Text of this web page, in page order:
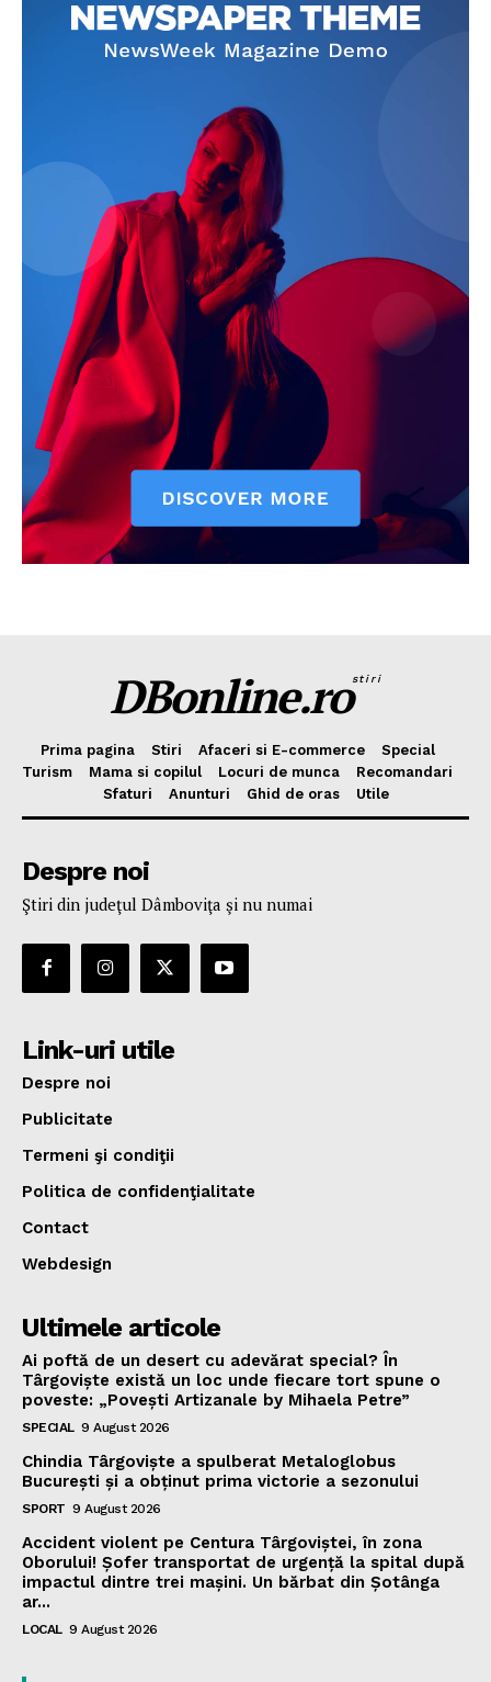
DBonline.rostiri
Prima pagina Stiri Afaceri si E-commerce
Special
Turism
Mama si copilul Locuri de munca
Recomandari
Sfaturi
Anunturi Ghid de oras Utile
Despre noi
Ştiri din judeţul Dâmboviţa şi nu numai
Link-uri utile
Despre noi
Publicitate
Termeni şi condiţii
Politica de confidenţialitate
Contact
Webdesign
Ultimele articole
Ai poftă de un desert cu adevărat special? În
Târgoviște există un loc unde fiecare tort spune o
poveste: „Povești Artizanale by Mihaela Petre”
SPECIAL 9 August 2026
Chindia Târgoviște a spulberat Metaloglobus
București și a obținut prima victorie a sezonului
SPORT 9 August 2026
Accident violent pe Centura Târgoviștei, în zona
Oborului! Șofer transportat de urgență la spital după
impactul dintre trei mașini. Un bărbat din Șotânga
ar...
LOCAL 9 August 2026